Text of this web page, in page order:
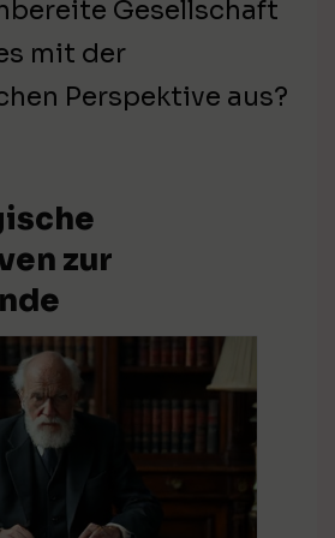
Gesellschaft
mit der
Perspektive aus?
zur